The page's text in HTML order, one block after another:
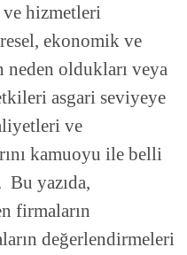
hizmetleri
ekonomik ve
oldukları veya
asgari seviyeye
ve
kamuoyu ile belli
Bu yazıda,
firmaların
değerlendirmeleri